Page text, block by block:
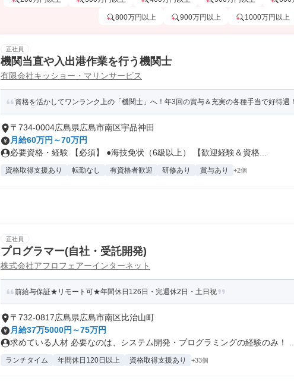
800万円以上 900万円以上 1000万円以上
正社員
機関当直や入出港作業を行う機関士
有限会社キッショー・マリンサービス
資格を活かしてワンランク上の「機関士」へ！年3回の賞与＆充実の各種手当で好待遇！
〒734-0004広島県広島市南区宇品神田
月給60万円～70万円
必要資格・経験 【必須】 ●海技免状（6級以上） 【歓迎経験＆資格...
資格取得支援あり 転勤なし 有資格者歓迎 研修あり 賞与あり +2個
正社員
プログラマー(自社・受託開発)
株式会社アフロフェアーインターネット
前給与保証★リモート可★年間休日126日・完週休2日・土日祝
〒732-0817広島県広島市南区比治山町
月給37万5000円～75万円
求めている人材 必要なのは、システム開発・プログラミングの経験のみ！ ...
ランチタイム 年間休日120日以上 資格取得支援あり +33個